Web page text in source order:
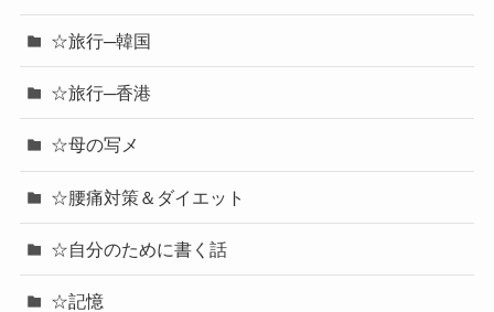
☆旅行─韓国
☆旅行─香港
☆母の写メ
☆腰痛対策＆ダイエット
☆自分のために書く話
☆記憶